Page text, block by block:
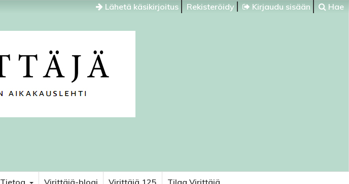
Lähetä käsikirjoitus Rekisteröidy Kirjaudu sisään Hae
Tietoa Virittäjä-blogi Virittäjä 125 Tilaa Virittäjä